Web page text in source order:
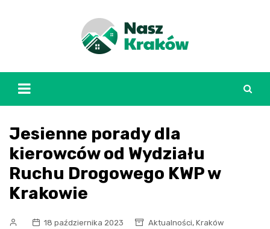
Jesienne porady dla
kierowców od Wydziału
Ruchu Drogowego KWP w
Krakowie
18 października 2023 Aktualności, Kraków